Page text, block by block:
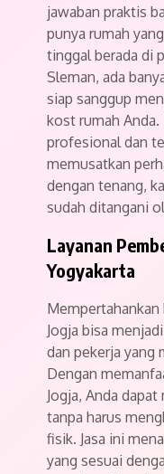
jawaban praktis
punya rumah
tinggal berada di
Sleman, ada
siap sanggup
kost rumah Anda.
profesional dan
memusatkan
dengan tenang,
sudah ditangani
Layanan
Yogyakarta
Jogja bisa
dan pekerja yang
Dengan
Jogja, Anda
tanpa harus
fisik. Jasa ini
yang sesuai